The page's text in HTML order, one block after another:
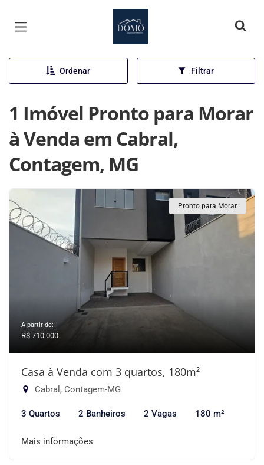
Página inicial
Ordenar Filtrar
1 Imóvel Pronto para Morar
à Venda em Cabral,
Contagem, MG
Pronto para Morar
A partir de:
R$ 710.000
Casa à Venda com 3 quartos, 180m²
Cabral, Contagem-MG
3 Quartos 2 Banheiros 2 Vagas 180 m²
Mais informações